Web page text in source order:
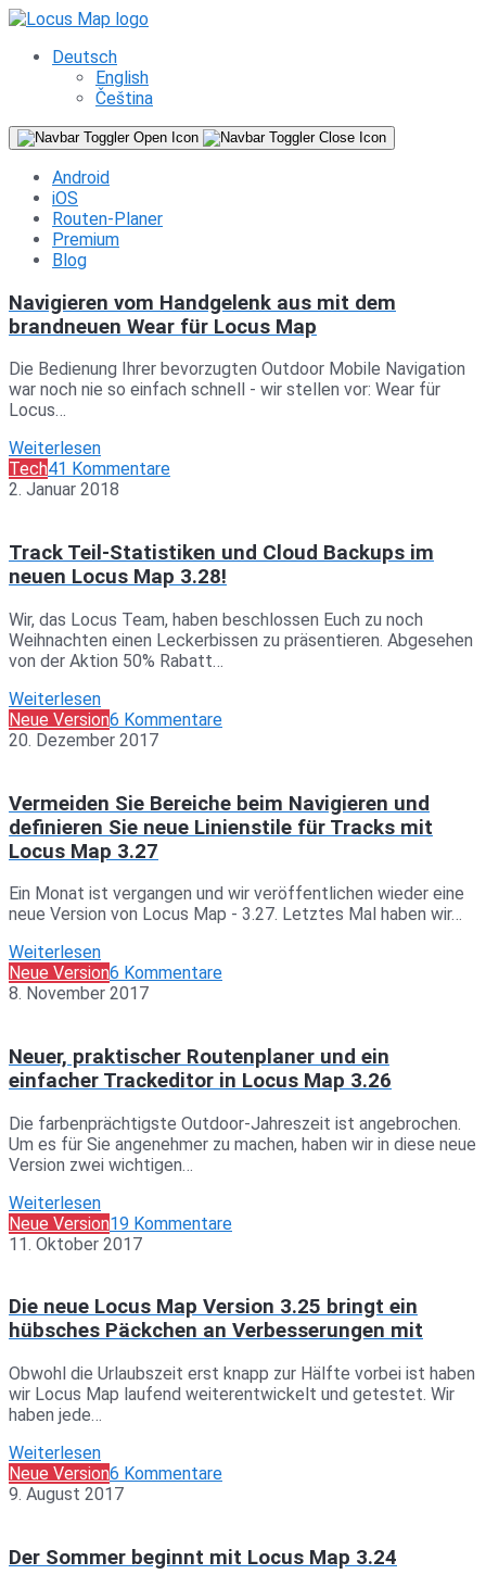
Deutsch
English
Čeština
Android
iOS
Routen-Planer
Premium
Blog
Navigieren vom Handgelenk aus mit dem
brandneuen Wear für Locus Map
Die Bedienung Ihrer bevorzugten Outdoor Mobile Navigation
war noch nie so einfach schnell - wir stellen vor: Wear für
Locus…
Weiterlesen
Tech41 Kommentare
2. Januar 2018
Track Teil-Statistiken und Cloud Backups im
neuen Locus Map 3.28!
Wir, das Locus Team, haben beschlossen Euch zu noch
Weihnachten einen Leckerbissen zu präsentieren. Abgesehen
von der Aktion 50% Rabatt…
Weiterlesen
Neue Version6 Kommentare
20. Dezember 2017
Vermeiden Sie Bereiche beim Navigieren und
definieren Sie neue Linienstile für Tracks mit
Locus Map 3.27
Ein Monat ist vergangen und wir veröffentlichen wieder eine
neue Version von Locus Map - 3.27. Letztes Mal haben wir…
Weiterlesen
Neue Version6 Kommentare
8. November 2017
Neuer, praktischer Routenplaner und ein
einfacher Trackeditor in Locus Map 3.26
Die farbenprächtigste Outdoor-Jahreszeit ist angebrochen.
Um es für Sie angenehmer zu machen, haben wir in diese neue
Version zwei wichtigen…
Weiterlesen
Neue Version19 Kommentare
11. Oktober 2017
Die neue Locus Map Version 3.25 bringt ein
hübsches Päckchen an Verbesserungen mit
Obwohl die Urlaubszeit erst knapp zur Hälfte vorbei ist haben
wir Locus Map laufend weiterentwickelt und getestet. Wir
haben jede…
Weiterlesen
Neue Version6 Kommentare
9. August 2017
Der Sommer beginnt mit Locus Map 3.24